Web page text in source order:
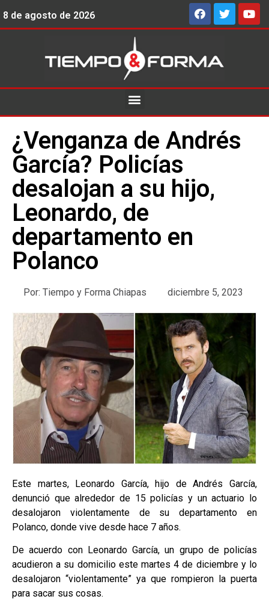
8 de agosto de 2026
¿Venganza de Andrés
García? Policías
desalojan a su hijo,
Leonardo, de
departamento en
Polanco
Por: Tiempo y Forma Chiapas diciembre 5, 2023
Este martes, Leonardo García, hijo de Andrés García,
denunció que alrededor de 15 policías y un actuario lo
desalojaron violentamente de su departamento en
Polanco, donde vive desde hace 7 años.
De acuerdo con Leonardo García, un grupo de policías
acudieron a su domicilio este martes 4 de diciembre y lo
desalojaron “violentamente” ya que rompieron la puerta
para sacar sus cosas.